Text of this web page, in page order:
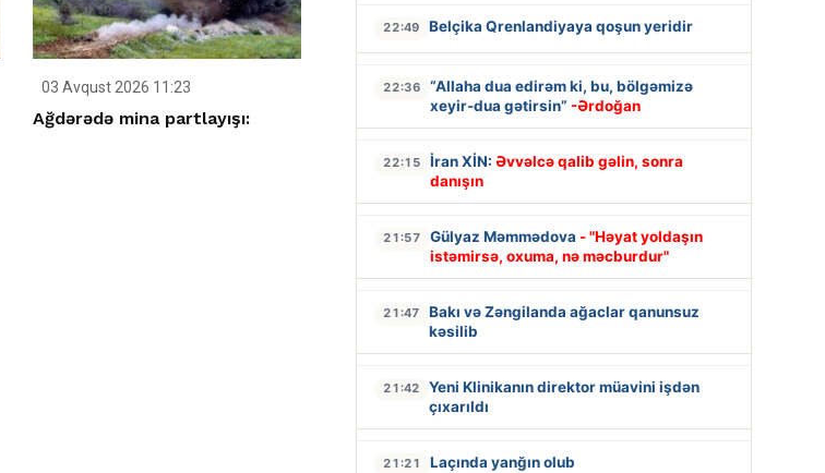
03 Avqust 2026 11:23
Ağdərədə mina partlayışı:
22:49 Belçika Qrenlandiyaya qoşun yeridir
22:36
“Allaha dua edirəm ki, bu, bölgəmizə
xeyir-dua gətirsin” -Ərdoğan
22:15 İran XİN: Əvvəlcə qalib gəlin, sonra
danışın
21:57 Gülyaz Məmmədova - "Həyat yoldaşın
istəmirsə, oxuma, nə məcburdur"
21:47
Bakı və Zəngilanda ağaclar qanunsuz
kəsilib
21:42
Yeni Klinikanın direktor müavini işdən
çıxarıldı
21:21 Laçında yanğın olub